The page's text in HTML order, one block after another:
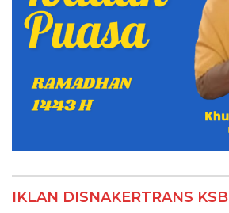
IKLAN DISNAKERTRANS KSB